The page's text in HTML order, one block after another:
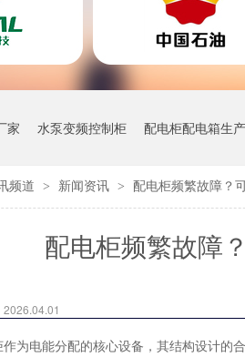
家 水泵变频控制柜 配电柜配电箱生
频道 > 新闻资讯 > 配电柜频繁故障？
配电柜频繁故障
2026.04.01
为电能分配的核心设备，其结构设计